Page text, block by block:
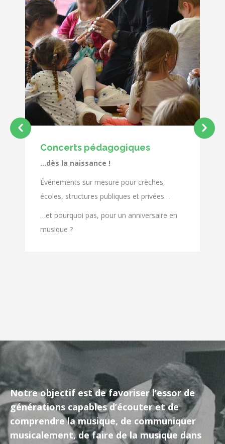
Concerts pédagogiques
…dès la naissance !
Événements sur mesure pour crèches,
écoles, structures publiques et privées…
…et pourquoi pas, pour un anniversaire en
musique ?
Notre objectif est de favoriser l’essor de
générations capables d’écouter et de
comprendre la musique, de communiquer
musicalement, de faire de la musique dans